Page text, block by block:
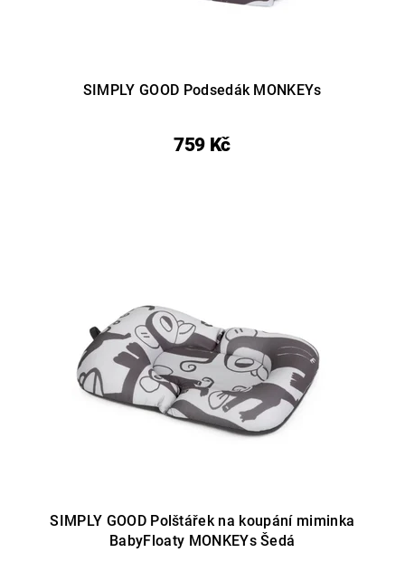
SIMPLY GOOD Podsedák MONKEYs
759 Kč
SIMPLY GOOD Polštářek na koupání miminka
BabyFloaty MONKEYs Šedá